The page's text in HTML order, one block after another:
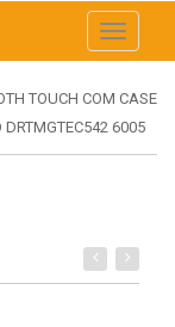
Toggle
TOUCH COM CASE
DRTMGTEC542 6005